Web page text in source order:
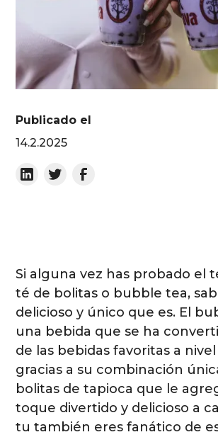
Publicado el
14.2.2025
Si alguna vez has probado el
té de bolitas o bubble tea,
delicioso y único que es. El
una bebida que se ha
de las bebidas favoritas a
gracias a su combinación
bolitas de tapioca que le
toque divertido y delicioso a
tu también eres fanático de